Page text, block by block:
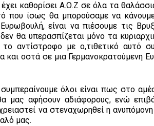
καθορίσει Α.Ο.Ζ σε όλα τα
που ίσως θα μπορούσαμε να
είναι να πιέσουμε τις
θα υπερασπίζεται μόνο τα
αντίστροφο με ο,τιθετικό αυτό
και οστά σε μια Γερμανοκρατούμενη
όλοι είναι πως στο
μας αφήσουν αδιάφορους, ενώ
να στεναχωρηθεί η
μας.